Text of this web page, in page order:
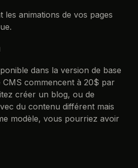
les animations de vos pages
dans la version de base
commencent à 20$ par
créer un blog, ou de
du contenu différent mais
modèle, vous pourriez avoir